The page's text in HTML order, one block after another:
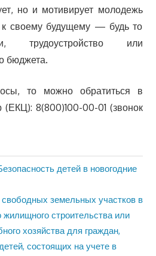
но и мотивирует молодежь
к своему будущему — будь то
трудоустройство или
бюджета.
то можно обратиться в
(ЕКЦ): 8(800)100-00-01 (звонок
детей в новогодние
земельных участков в
строительства или
хозяйства для граждан,
состоящих на учете в